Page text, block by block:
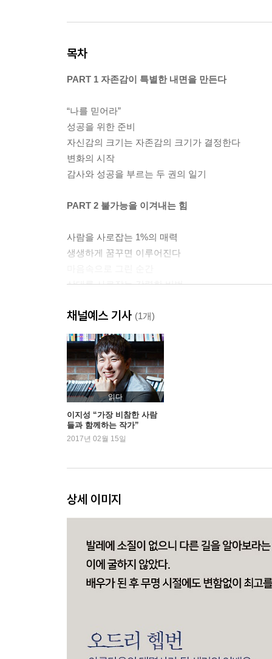
목차
PART 1 자존감이 특별한 내면을 만든다
“나를 믿어라”
성공을 위한 준비
자신감의 크기는 자존감의 크기가 결정한다
변화의 시작
감사와 성공을 부르는 두 권의 일기
PART 2 불가능을 이겨내는 힘
사람을 사로잡는 1%의 매력
생생하게 꿈꾸면 이루어진다
상대를 사로잡는 강력한 비법
PART 3 듣고, 생각하고, 성찰하기
고대 그리스식 공부법
잘 듣는 것이 중요한 이유
어떻게 생각하고 성찰할까
기억의 궁전, 아르스 메모리아에
PART 4 거대하고 아름다운 당신만의 판을 준비하
질문과 목적에 집중할 수 있는 힘
강하고 아름답고 현명해질 시간
바보들이 만든 판은 바보들에게
PART 5 Do It Yourself!
부자의 사고방식
문제는 흙수저가 아니다
채널예스 기사 (1개)
읽다
이지성 “가장 비참한 사람
들과 함께하는 작가”
2017년 02월 15일
상세 이미지